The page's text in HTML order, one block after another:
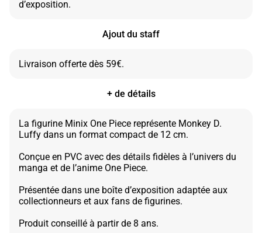
Ajout du staff
+ de détails
La figurine Minix One Piece représente Monkey D.
Luffy dans un format compact de 12 cm.
Conçue en PVC avec des détails fidèles à l’univers du
manga et de l’anime One Piece.
Présentée dans une boîte d’exposition adaptée aux
collectionneurs et aux fans de figurines.
Produit conseillé à partir de 8 ans.